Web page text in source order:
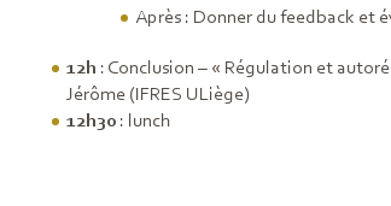
Après : Donner du feedback et
12h : Conclusion – « Régulation et
Jérôme (IFRES ULiège)
12h30 : lunch